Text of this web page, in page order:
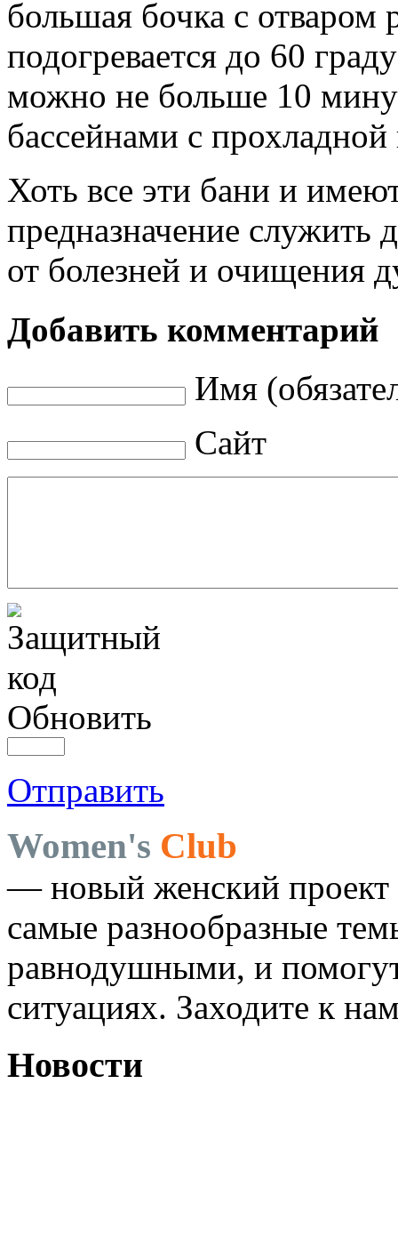
большая бочка с отваром
подогревается до 60
можно не больше 10
бассейнами с прохладной
Хоть все эти бани и
предназначение служить
от болезней и очищения
Добавить комментарий
Имя
Сайт
Обновить
Отправить
Women's Club
— новый женский проект
самые разнообразные
равнодушными, и
ситуациях. Заходите к
Новости